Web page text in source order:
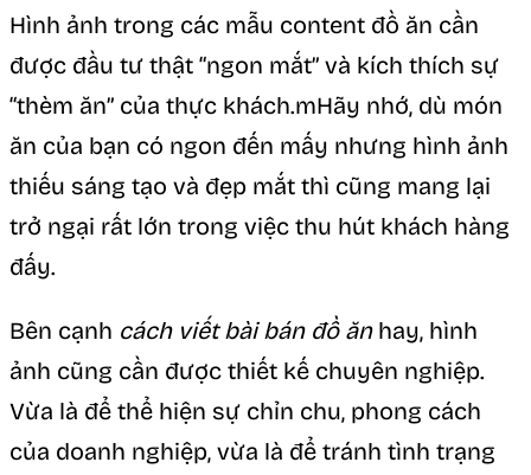
Hình ảnh trong các mẫu content đồ ăn cần
được đầu tư thật “ngon mắt” và kích thích sự
“thèm ăn” của thực khách.mHãy nhớ, dù món
ăn của bạn có ngon đến mấy nhưng hình ảnh
thiếu sáng tạo và đẹp mắt thì cũng mang lại
trở ngại rất lớn trong việc thu hút khách hàng
đấy.
Bên cạnh cách viết bài bán đồ ăn hay, hình
ảnh cũng cần được thiết kế chuyên nghiệp.
Vừa là để thể hiện sự chỉn chu, phong cách
của doanh nghiệp, vừa là để tránh tình trạng